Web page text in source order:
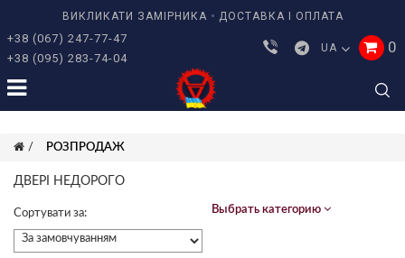
ВИКЛИКАТИ ЗАМІРНИКА ДОСТАВКА І ОПЛАТА
+38 (067) 247-77-47
+38 (095) 283-74-04
UA 0
РОЗПРОДАЖ
ДВЕРІ НЕДОРОГО
Сортувати за: Выбрать категорию